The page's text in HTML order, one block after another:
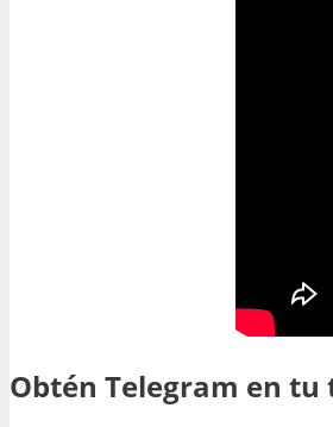
Obtén Telegram en